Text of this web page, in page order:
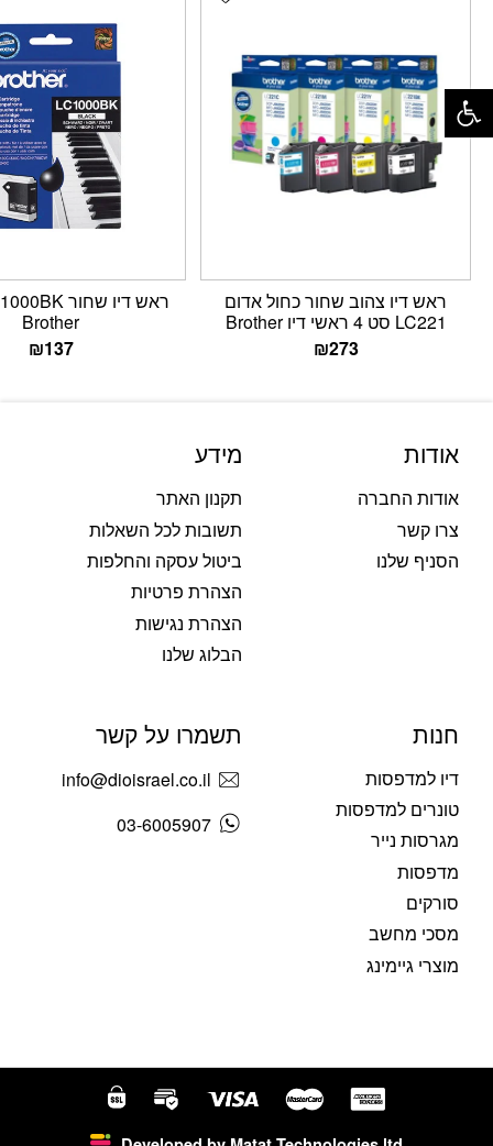
‏ראש דיו ‏צהוב שחור כחול אדום
LC221 סט 4 ראשי דיו Brother
₪273
Brother
₪137
אודות
אודות החברה
צרו קשר
הסניף שלנו
מידע
תקנון האתר
תשובות לכל השאלות
ביטול עסקה והחלפות
הצהרת פרטיות
הצהרת נגישות
הבלוג שלנו
חנות
דיו למדפסות
טונרים למדפסות
מגרסות נייר
מדפסות
סורקים
מסכי מחשב
מוצרי גיימינג
תשמרו על קשר
info@dioisrael.co.il
03-6005907
פתח סרגל נגישות